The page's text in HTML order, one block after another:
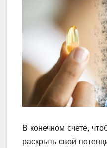
В конечном счете,
раскрыть свой